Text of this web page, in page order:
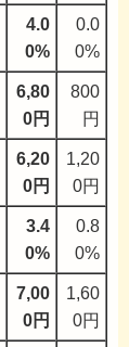
4.0
0%
0.0
0%
6,80
0円
800
円
6,20
0円
1,20
0円
3.4
0%
0.8
0%
7,00
0円
1,60
0円